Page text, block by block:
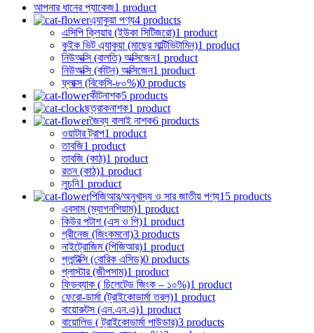
আপনার ধানের প্যাকেজ1 product
এ্যাকুয়া পণ্য4 products
এসিপি ক্লিয়ার (ইউকা সিটিজরো)1 product
কুইক ভিট এ্যাকুয়া (মাছের মাল্টিভিটামিন)1 product
নিউঅক্সি (বালতি) অক্সিজেন1 product
নিউঅক্সি (র্কাটন) অক্সিজেন1 product
ফ্লাক্স (বিকেসি-৮০%)0 products
কীটনাশক5 products
ছত্রাকনাশক1 product
জৈব্য বালাই নাশক6 products
ওয়াটার ট্রাপ1 product
তাবজি1 product
তাবজি (কাঠ)1 product
রতন (কাঠ)1 product
লুচনি1 product
পিজিআর/অনুখাদ্য ও সার জাতীয় পণ্য15 products
এবসাম (ম্যাগনশিয়াম)1 product
কিউর পটাশ (এস ও পি)1 product
গ্রীনেজ (জিংকমনো)3 products
নাইট্রোজিম (পিজিআর)1 product
প্লান্টক্সি (বোরিক এসিড)0 products
প্লাস্টার (জীপসাম)1 product
ফিডব্যাক ( চিলেটেড জিংক – ১০%)1 product
ফেরো-ডার্মা (ট্রাইকোডার্মা তরল)1 product
বায়োরুটস (এন.এন.এ)1 product
বায়োলিড ( ট্রাইকোডার্মা পাউডার)3 products